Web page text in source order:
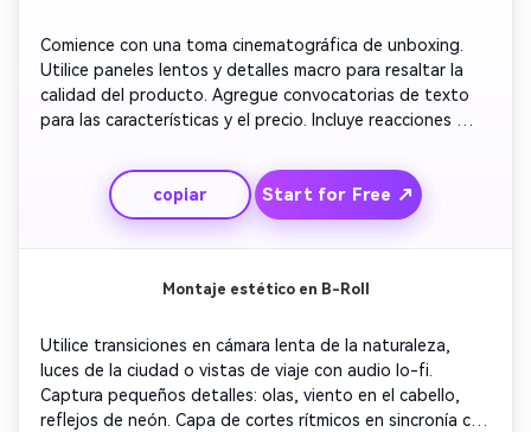
Comience con una toma cinematográfica de unboxing.
Utilice paneles lentos y detalles macro para resaltar la
calidad del producto. Agregue convocatorias de texto
para las características y el precio. Incluye reacciones
con una llamada a la acción animando a los espectadores
a revisar el enlace en la biografía.
copiar Start for Free ↗
Montaje estético en B-Roll
Utilice transiciones en cámara lenta de la naturaleza,
luces de la ciudad o vistas de viaje con audio lo-fi.
Captura pequeños detalles: olas, viento en el cabello,
reflejos de neón. Capa de cortes rítmicos en sincronía con